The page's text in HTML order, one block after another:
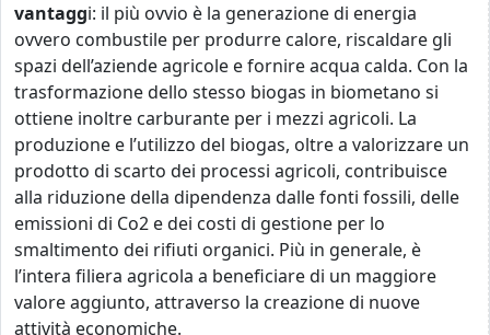
vantaggi: il più ovvio è la generazione di energia
ovvero combustile per produrre calore, riscaldare gli
spazi dell’aziende agricole e fornire acqua calda. Con la
trasformazione dello stesso biogas in biometano si
ottiene inoltre carburante per i mezzi agricoli. La
produzione e l’utilizzo del biogas, oltre a valorizzare un
prodotto di scarto dei processi agricoli, contribuisce
alla riduzione della dipendenza dalle fonti fossili, delle
emissioni di Co2 e dei costi di gestione per lo
smaltimento dei rifiuti organici. Più in generale, è
l’intera filiera agricola a beneficiare di un maggiore
valore aggiunto, attraverso la creazione di nuove
attività economiche.